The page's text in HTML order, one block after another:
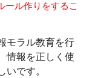
ール作りをするこ
モラル教育を行
情報を正しく使
です。